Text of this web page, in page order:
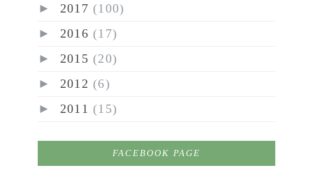
► 2017 (100)
► 2016 (17)
► 2015 (20)
► 2012 (6)
► 2011 (15)
FACEBOOK PAGE